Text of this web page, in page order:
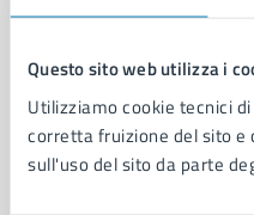
Questo sito web utilizza i
Utilizziamo cookie tecnici
corretta fruizione del sito
sull'uso del sito da parte
CATEGORIE DI SERVIZIO
Anagrafe e stato civile
Autorizzazioni
Cultura e tempo libero
Documenti e certificati